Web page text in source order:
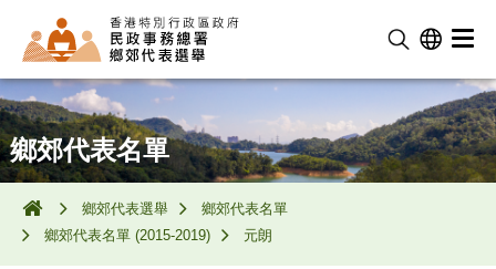
鄉郊代表名單
鄉郊代表選舉
鄉郊代表名單
鄉郊代表名單 (2015-2019)
元朗